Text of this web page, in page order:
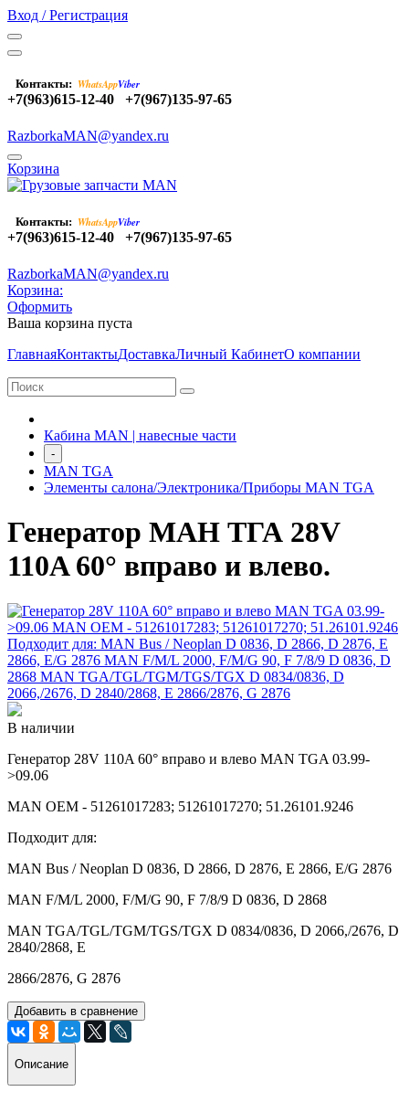
Вход / Регистрация
Контакты: WhatsAppViber
+7(963)615-12-40 +7(967)135-97-65
RazborkaMAN@yandex.ru
Корзина
Контакты: WhatsAppViber
+7(963)615-12-40 +7(967)135-97-65
RazborkaMAN@yandex.ru
Корзина:
Оформить
Ваша корзина пуста
ГлавнаяКонтактыДоставкаЛичный КабинетО компании
Кабина MAN | навесные части
-
MAN TGA
Элементы салона/Электроника/Приборы MAN TGA
Генератор МАН ТГА 28V
110A 60° вправо и влево.
В наличии
Генератор 28V 110A 60° вправо и влево MAN TGA 03.99-
>09.06
MAN OEM - 51261017283; 51261017270; 51.26101.9246
Подходит для:
MAN Bus / Neoplan D 0836, D 2866, D 2876, E 2866, E/G 2876
MAN F/M/L 2000, F/M/G 90, F 7/8/9 D 0836, D 2868
MAN TGA/TGL/TGM/TGS/TGX D 0834/0836, D 2066,/2676, D
2840/2868, E
2866/2876, G 2876
Добавить в сравнение
Описание